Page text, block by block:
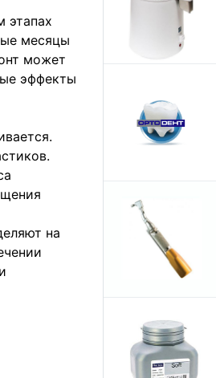
этапах
месяцы
может
эффекты
на